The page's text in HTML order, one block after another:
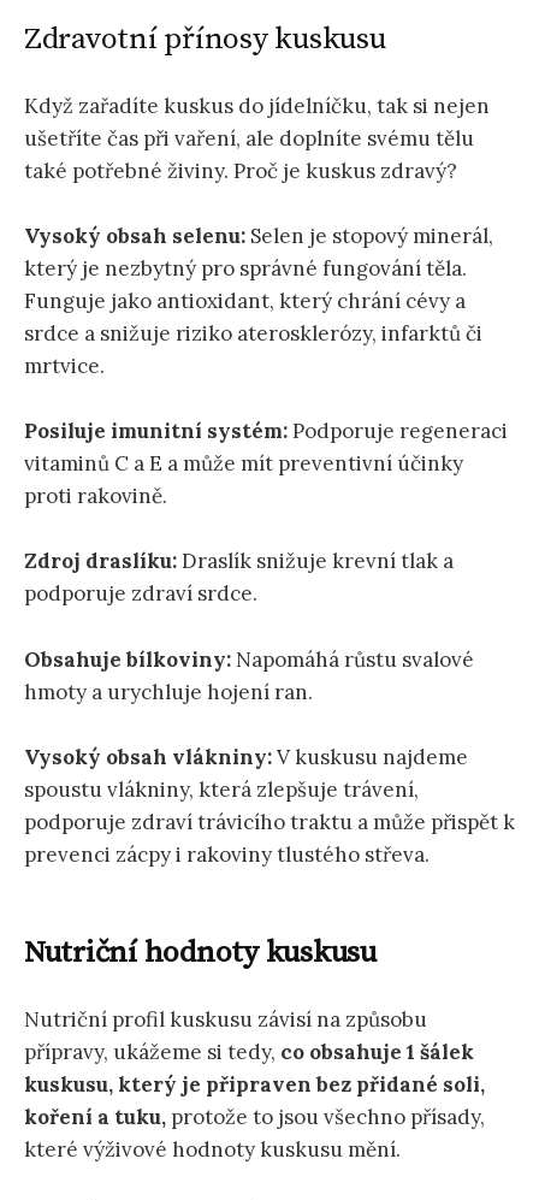
Zdravotní přínosy kuskusu
Když zařadíte kuskus do jídelníčku, tak si nejen
ušetříte čas při vaření, ale doplníte svému tělu
také potřebné živiny. Proč je kuskus zdravý?
Vysoký obsah selenu: Selen je stopový minerál,
který je nezbytný pro správné fungování těla.
Funguje jako antioxidant, který chrání cévy a
srdce a snižuje riziko aterosklerózy, infarktů či
mrtvice.
Posiluje imunitní systém:Podporuje regeneraci
vitaminů C a E a může mít preventivní účinky
proti rakovině.
Zdroj draslíku:Draslík snižuje krevní tlak a
podporuje zdraví srdce.
Obsahuje bílkoviny: Napomáhá růstu svalové
hmoty a urychluje hojení ran.
Vysoký obsah vlákniny:V kuskusu najdeme
spoustu vlákniny, která zlepšuje trávení,
podporuje zdraví trávicího traktu a může přispět k
prevenci zácpy i rakoviny tlustého střeva.
Nutriční hodnoty kuskusu
Nutriční profil kuskusu závisí na způsobu
přípravy, ukážeme si tedy, co obsahuje 1 šálek
kuskusu, který je připraven bez přidané soli,
koření a tuku, protože to jsou všechno přísady,
které výživové hodnoty kuskusu mění.